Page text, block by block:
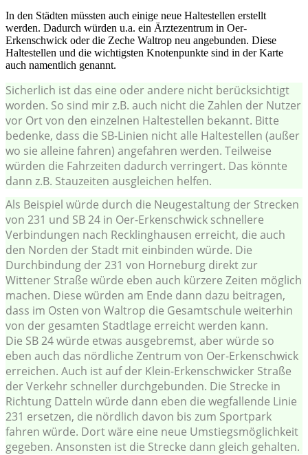
In den Städten müssten auch einige neue Haltestellen erstellt
werden. Dadurch würden u.a. ein Ärztezentrum in Oer-
Erkenschwick oder die Zeche Waltrop neu angebunden. Diese
Haltestellen und die wichtigsten Knotenpunkte sind in der Karte
auch namentlich genannt.
Sicherlich ist das eine oder andere nicht berücksichtigt
worden. So sind mir z.B. auch nicht die Zahlen der Nutzer
vor Ort von den einzelnen Haltestellen bekannt. Bitte
bedenke, dass die SB-Linien nicht alle Haltestellen (außer
wo sie alleine fahren) angefahren werden. Teilweise
würden die Fahrzeiten dadurch verringert. Das könnte
dann z.B. Stauzeiten ausgleichen helfen.
Als Beispiel würde durch die Neugestaltung der Strecken
von 231 und SB 24 in Oer-Erkenschwick schnellere
Verbindungen nach Recklinghausen erreicht, die auch
den Norden der Stadt mit einbinden würde. Die
Durchbindung der 231 von Horneburg direkt zur
Wittener Straße würde eben auch kürzere Zeiten möglich
machen. Diese würden am Ende dann dazu beitragen,
dass im Osten von Waltrop die Gesamtschule weiterhin
von der gesamten Stadtlage erreicht werden kann.
Die SB 24 würde etwas ausgebremst, aber würde so
eben auch das nördliche Zentrum von Oer-Erkenschwick
erreichen. Auch ist auf der Klein-Erkenschwicker Straße
der Verkehr schneller durchgebunden. Die Strecke in
Richtung Datteln würde dann eben die wegfallende Linie
231 ersetzen, die nördlich davon bis zum Sportpark
fahren würde. Dort wäre eine neue Umstiegsmöglichkeit
gegeben. Ansonsten ist die Strecke dann gleich gehalten.